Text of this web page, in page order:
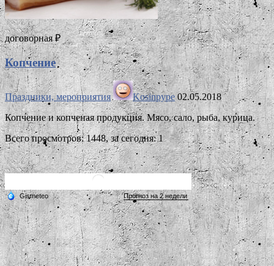
договорная ₽
Копчение
Праздники, мероприятия Kosinpype 02.05.2018
Копчение и копченая продукция. Мясо, сало, рыба, курица.
Всего просмотров: 1448, за сегодня: 1